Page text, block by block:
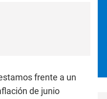
frente a un
de junio